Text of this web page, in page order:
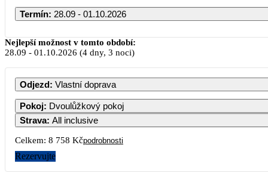
Termín: 28.09 - 01.10.2026
PO ÚT ST
1 2
7 8 9
15 489
Nejlepší možnost v tomto období:
28.09 - 01.10.2026 (4 dny, 3 noci)
Odjezd: Vlastní doprava
Pokoj: Dvoulůžkový pokoj
Strava: All inclusive
Celkem: 8 758 Kčpodrobnosti
Rezervujte